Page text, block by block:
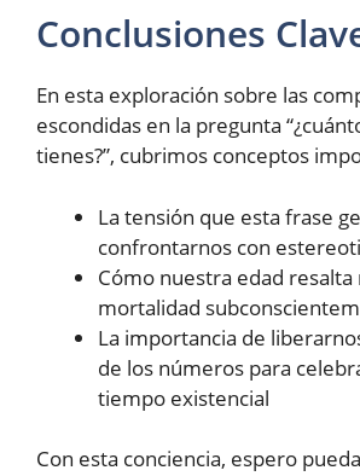
Conclusiones
En esta exploración sobre las
escondidas en la pregunta
tienes?”, cubrimos conceptos
La tensión que esta frase
confrontarnos con
Cómo nuestra edad resalta
mortalidad
La importancia de
de los números para
tiempo existencial
Con esta conciencia, espero